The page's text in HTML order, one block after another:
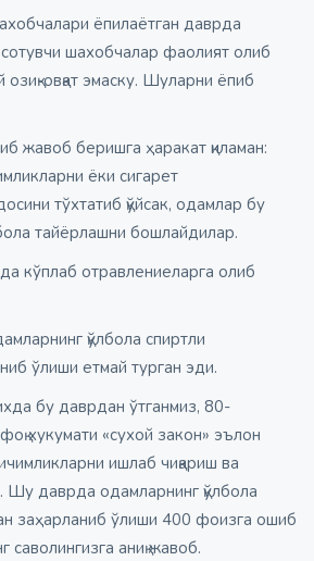
ёпилаётган даврда
шахобчалар фаолият олиб
овқат эмаску. Шуларни ёпиб
жавоб беришга ҳаракат қиламан:
ёки сигарет
тўхтатиб қўйсак, одамлар бу
тайёрлашни бошлайдилар.
кўплаб отравлениеларга олиб
қўлбола спиртли
ўлиши етмай турган эди.
бу даврдан ўтганмиз, 80-
хукумати «сухой закон» эълон
ишлаб чиқариш ва
Шу даврда одамларнинг қўлбола
заҳарланиб ўлиши 400 фоизга ошиб
саволингизга аниқ жавоб.